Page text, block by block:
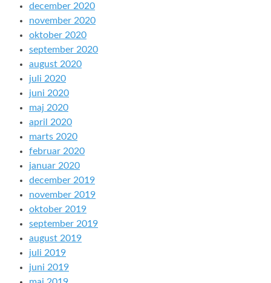
december 2020
november 2020
oktober 2020
september 2020
august 2020
juli 2020
juni 2020
maj 2020
april 2020
marts 2020
februar 2020
januar 2020
december 2019
november 2019
oktober 2019
september 2019
august 2019
juli 2019
juni 2019